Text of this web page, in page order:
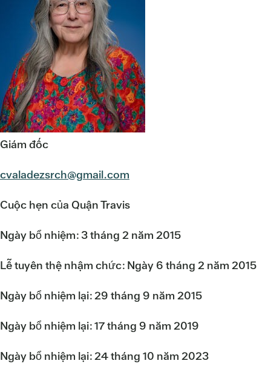
Giám đốc
cvaladezsrch@gmail.com
Cuộc hẹn của Quận Travis
Ngày bổ nhiệm: 3 tháng 2 năm 2015
Lễ tuyên thệ nhậm chức: Ngày 6 tháng 2 năm 2015
Ngày bổ nhiệm lại: 29 tháng 9 năm 2015
Ngày bổ nhiệm lại: 17 tháng 9 năm 2019
Ngày bổ nhiệm lại: 24 tháng 10 năm 2023